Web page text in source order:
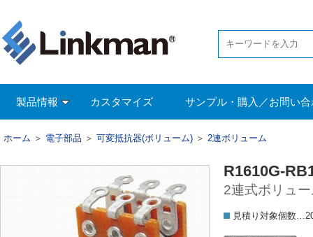
製品情報 カスタマイズ サンプル・購入／お問い
ホーム ＞ 電子部品 ＞ 可変抵抗器(ボリューム) ＞ 2連ボリューム
R1610G-
2連式ボリュ
見積り対象個数